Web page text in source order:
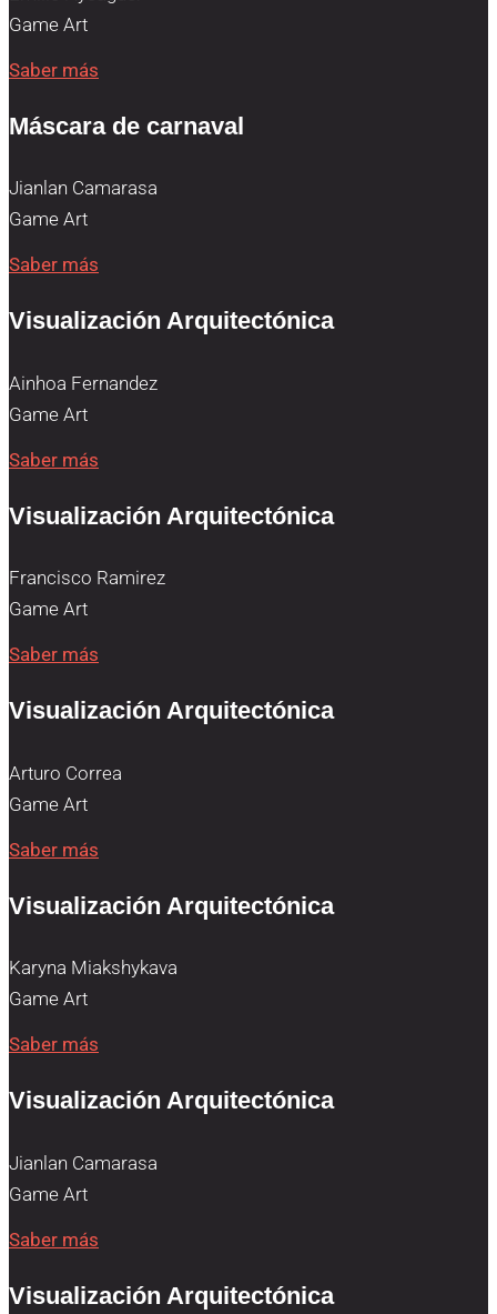
Game Art
Saber más
Máscara de carnaval
Jianlan Camarasa
Game Art
Saber más
Visualización Arquitectónica
Ainhoa Fernandez
Game Art
Saber más
Visualización Arquitectónica
Francisco Ramirez
Game Art
Saber más
Visualización Arquitectónica
Arturo Correa
Game Art
Saber más
Visualización Arquitectónica
Karyna Miakshykava
Game Art
Saber más
Visualización Arquitectónica
Jianlan Camarasa
Game Art
Saber más
Visualización Arquitectónica